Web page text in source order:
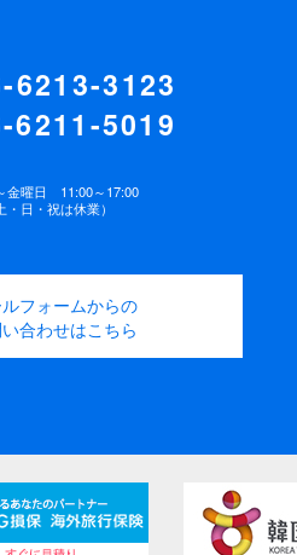
6213-3123
6211-5019
金曜日 11:00～17:00
・日・祝は休業）
ルフォームからの
合わせはこちら